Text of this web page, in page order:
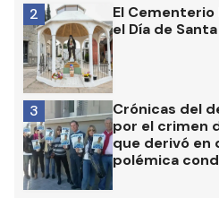
El
el Día de
2
Crónicas del
por el crimen
que derivó en
polémica
3